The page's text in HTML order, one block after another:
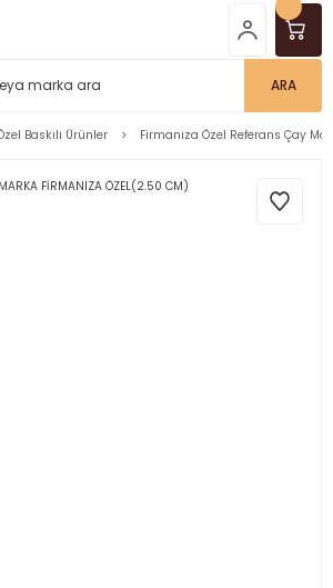
ARA
Baskılı Ürünler Firmanıza Özel Referans Çay